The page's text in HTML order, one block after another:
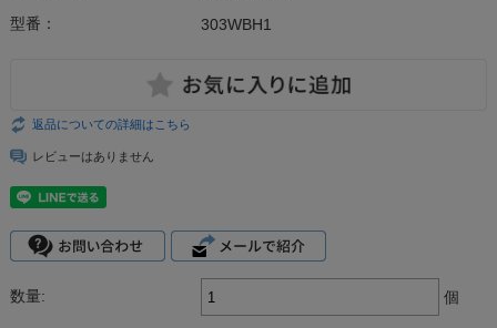
型番：
303WBH1
返品についての詳細はこちら
レビューはありません
数量: 個